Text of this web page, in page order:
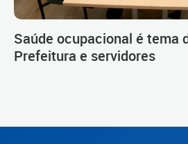
Saúde ocupacional é tema
Prefeitura e servidores